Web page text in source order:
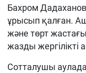
Бахром
ұрысып қалған.
және төрт жастағы
жазды жергілікті
Сотталушы